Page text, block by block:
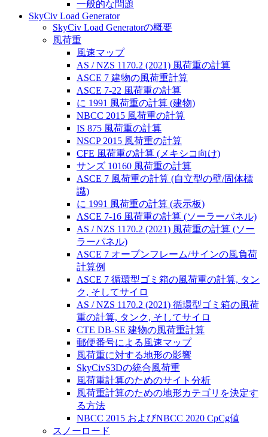
一般的な問題
SkyCiv Load Generator
SkyCiv Load Generatorの概要
風荷重
風速マップ
AS / NZS 1170.2 (2021) 風荷重の計算
ASCE 7 建物の風荷重計算
ASCE 7-22 風荷重の計算
に 1991 風荷重の計算 (建物)
NBCC 2015 風荷重の計算
IS 875 風荷重の計算
NSCP 2015 風荷重の計算
CFE 風荷重の計算 (メキシコ向け)
サンズ 10160 風荷重の計算
ASCE 7 風荷重の計算 (自立型の壁/固体標
識)
に 1991 風荷重の計算 (表示板)
ASCE 7-16 風荷重の計算 (ソーラーパネル)
AS / NZS 1170.2 (2021) 風荷重の計算 (ソー
ラーパネル)
ASCE 7 オープンフレーム/サインの風負荷
計算例
ASCE 7 循環型ゴミ箱の風荷重の計算, タン
ク, そしてサイロ
AS / NZS 1170.2 (2021) 循環型ゴミ箱の風荷
重の計算, タンク, そしてサイロ
CTE DB-SE 建物の風荷重計算
郵便番号による風速マップ
風荷重に対する地形の影響
SkyCivS3Dの統合風荷重
風荷重計算のためのサイト分析
風荷重計算のための地形カテゴリを決定す
る方法
NBCC 2015 およびNBCC 2020 CpCg値
スノーロード